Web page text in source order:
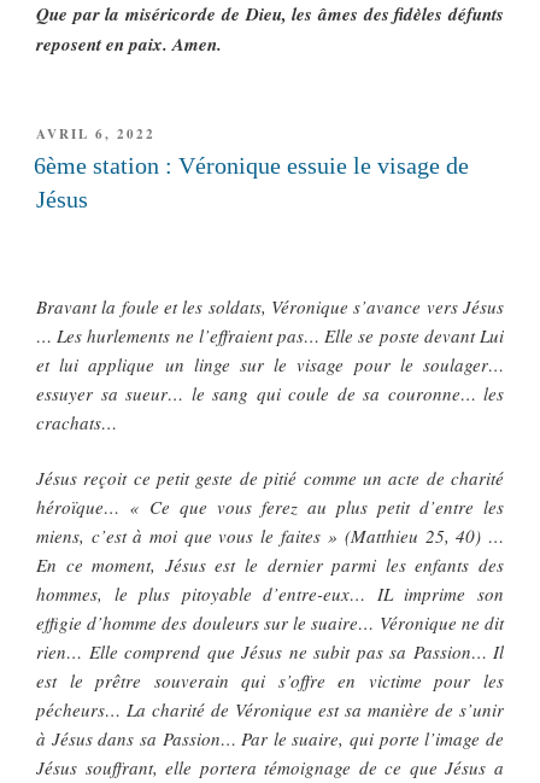
Que par la miséricorde de Dieu, les âmes des fidèles défunts
reposent en paix. Amen.
PUBLIÉ
LE
AVRIL 6, 2022
6ème station : Véronique essuie le visage de
Jésus
Bravant la foule et les soldats, Véronique s’avance vers Jésus
… Les hurlements ne l’effraient pas… Elle se poste devant Lui
et lui applique un linge sur le visage pour le soulager…
essuyer sa sueur… le sang qui coule de sa couronne… les
crachats…
Jésus reçoit ce petit geste de pitié comme un acte de charité
héroïque… « Ce que vous ferez au plus petit d’entre les
miens, c’est à moi que vous le faites » (Matthieu 25, 40) …
En ce moment, Jésus est le dernier parmi les enfants des
hommes, le plus pitoyable d’entre-eux… IL imprime son
effigie d’homme des douleurs sur le suaire… Véronique ne dit
rien… Elle comprend que Jésus ne subit pas sa Passion… Il
est le prêtre souverain qui s’offre en victime pour les
pécheurs… La charité de Véronique est sa manière de s’unir
à Jésus dans sa Passion… Par le suaire, qui porte l’image de
Jésus souffrant, elle portera témoignage de ce que Jésus a